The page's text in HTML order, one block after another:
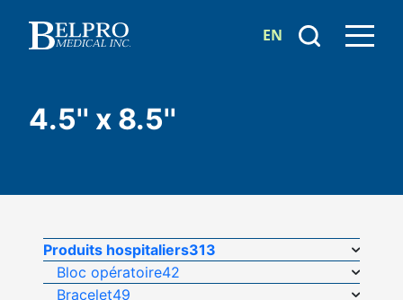
EN
4.5'' x 8.5''
Produits hospitaliers313
Bloc opératoire42
Bracelet49